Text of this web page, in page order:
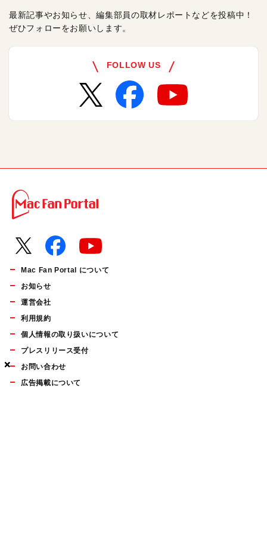
×
×
×
最新記事やお知らせ、編集部員の取材レポートなどを投稿中！
ぜひフォローをお願いします。
FOLLOW US
Mac Fan Portal について
お知らせ
運営会社
利用規約
個人情報の取り扱いについて
プレスリリース受付
お問い合わせ
広告掲載について